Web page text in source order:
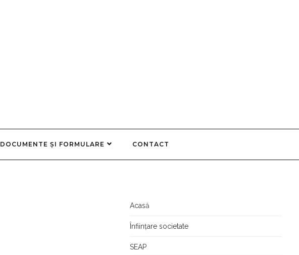
DOCUMENTE ȘI FORMULARE CONTACT
Acasă
Înființare societate
SEAP